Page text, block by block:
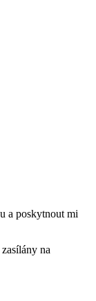
a poskytnout mi
na